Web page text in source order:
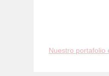
Nuestro portafolio